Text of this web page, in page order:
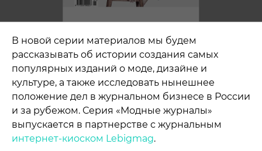
В новой серии материалов мы будем
рассказывать об истории создания самых
популярных изданий о моде, дизайне и
культуре, а также исследовать нынешнее
положение дел в журнальном бизнесе в России
и за рубежом. Серия «Модные журналы»
выпускается в партнерстве с журнальным
интернет-киоском Lebigmag.